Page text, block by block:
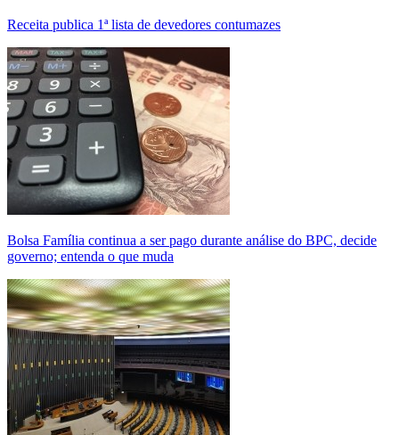
Receita publica 1ª lista de devedores contumazes
Bolsa Família continua a ser pago durante análise do BPC, decide
governo; entenda o que muda